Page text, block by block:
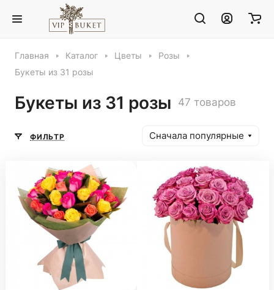
Главная Каталог Цветы
Розы
Букеты из 31 розы
Букеты из 31 розы 47 товаров
ФИЛЬТР Сначала популярные